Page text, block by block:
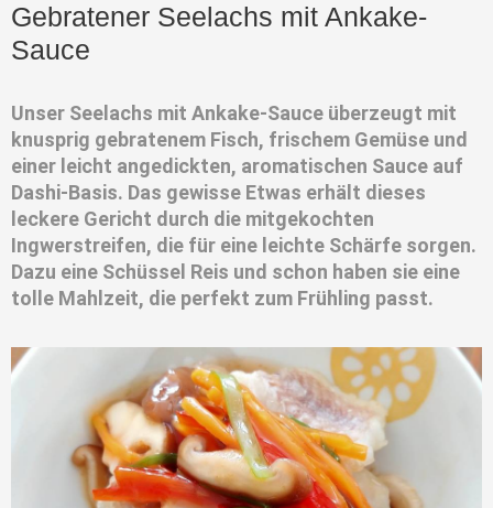
Gebratener Seelachs mit Ankake-
Sauce
Unser Seelachs mit Ankake-Sauce überzeugt mit
knusprig gebratenem Fisch, frischem Gemüse und
einer leicht angedickten, aromatischen Sauce auf
Dashi-Basis. Das gewisse Etwas erhält dieses
leckere Gericht durch die mitgekochten
Ingwerstreifen, die für eine leichte Schärfe sorgen.
Dazu eine Schüssel Reis und schon haben sie eine
tolle Mahlzeit, die perfekt zum Frühling passt.